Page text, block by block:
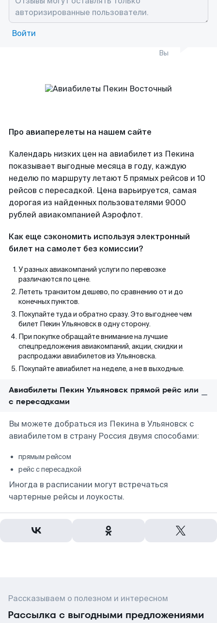
Войти
Вы
Про авиаперелеты на нашем сайте
Календарь низких цен на авиабилет из Пекина
показывает выгодные месяца в году, каждую
неделю по маршруту летают 5 прямых рейсов и 10
рейсов с пересадкой. Цена варьируется, самая
дорогая из найденных пользователями 9000
рублей авиакомпанией Аэрофлот.
Как еще сэкономить используя электронный
билет на самолет без комиссии?
У разных авиакомпаний услуги по перевозке
различаются по цене.
Лететь транзитом дешево, по сравнению от и до
конечных пунктов.
Покупайте туда и обратно сразу. Это выгоднее чем
билет Пекин Ульяновск в одну сторону.
При покупке обращайте внимание на лучшие
спецпредложения авиакомпаний, акции, скидки и
распродажи авиабилетов из Ульяновска.
Покупайте авиабилет на неделе, а не в выходные.
Авиабилеты Пекин Ульяновск прямой рейс или
с пересадками
Вы можете добраться из Пекина в Ульяновск с
авиабилетом в страну Россия двумя способами:
прямым рейсом
рейс с пересадкой
Иногда в расписании могут встречаться
чартерные рейсы и лоукосты.
Рассказываем о полезном и интересном
Рассылка с выгодными предложениями